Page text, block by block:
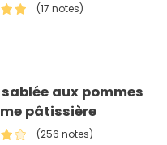
(17 notes)
aux pommes
pâtissière
(256 notes)